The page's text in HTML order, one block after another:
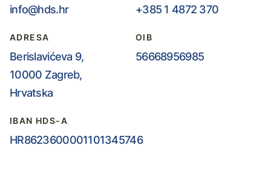
info@hds.hr +385 1 4872 370
ADRESA
Berislavićeva 9,
10000 Zagreb,
Hrvatska
OIB
56668956985
IBAN HDS-A
HR8623600001101345746